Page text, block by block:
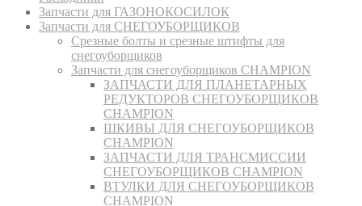
Запчасти для ГАЗОНОКОСИЛОК
Запчасти для СНЕГОУБОРЩИКОВ
Срезные болты и срезные штифты для
снегоуборщиков
Запчасти для снегоуборщиков CHAMPION
ЗАПЧАСТИ ДЛЯ ПЛАНЕТАРНЫХ
РЕДУКТОРОВ СНЕГОУБОРЩИКОВ
CHAMPION
ШКИВЫ ДЛЯ СНЕГОУБОРЩИКОВ
CHAMPION
ЗАПЧАСТИ ДЛЯ ТРАНСМИССИИ
СНЕГОУБОРЩИКОВ CHAMPION
ВТУЛКИ ДЛЯ СНЕГОУБОРЩИКОВ
CHAMPION